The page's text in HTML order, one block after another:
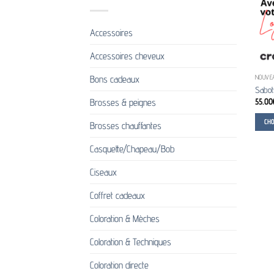
Accessoires
Accessoires cheveux
Bons cadeaux
Brosses & peignes
Brosses chauffantes
Casquette/Chapeau/Bob
Ciseaux
Coffret cadeaux
Coloration & Mèches
Coloration & Techniques
Coloration directe
55.00